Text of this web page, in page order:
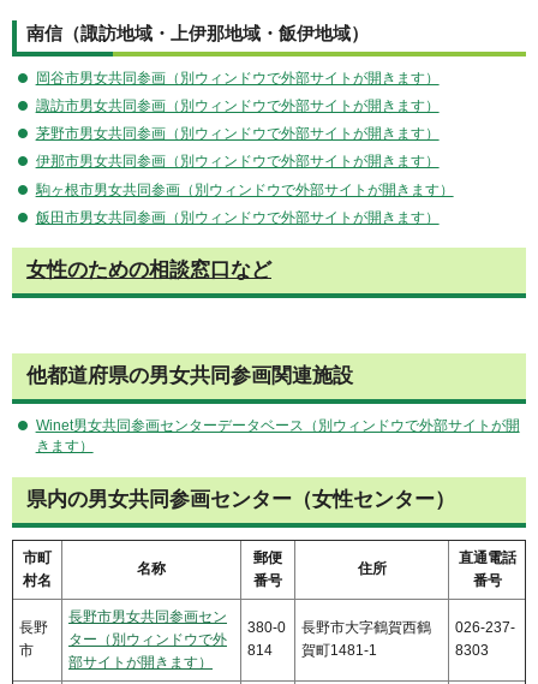
南信（諏訪地域・上伊那地域・飯伊地域）
岡谷市男女共同参画（別ウィンドウで外部サイトが開きます）
諏訪市男女共同参画（別ウィンドウで外部サイトが開きます）
茅野市男女共同参画（別ウィンドウで外部サイトが開きます）
伊那市男女共同参画（別ウィンドウで外部サイトが開きます）
駒ヶ根市男女共同参画（別ウィンドウで外部サイトが開きます）
飯田市男女共同参画（別ウィンドウで外部サイトが開きます）
女性のための相談窓口など
他都道府県の男女共同参画関連施設
Winet男女共同参画センターデータベース（別ウィンドウで外部サイトが開
きます）
県内の男女共同参画センター（女性センター）
市町
村名
名称
郵便
番号
住所
直通電話
番号
長野
市
長野市男女共同参画セン
ター（別ウィンドウで外
部サイトが開きます）
380-0
814
長野市大字鶴賀西鶴
賀町1481-1
026-237-
8303